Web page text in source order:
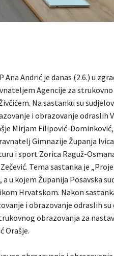
Andrić je danas (2.6.) u
Agencije za strukovno
Na sastanku su
i obrazovanje odraslih
Mirjam Filipović-Dominković,
Gimnazije Županja
i sport Zorica Raguž-
Tema sastanka je
u kojem Županija Posavska
Hrvatskom. Nakon
i obrazovanje odraslih su
obrazovanja za
Orašje.